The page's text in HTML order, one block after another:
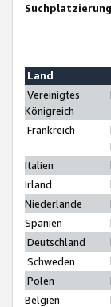
Suchplatzierung
Land
Vereinigtes
Königreich
Frankreich
Italien
Irland
Niederlande
Spanien
Deutschland
Schweden
Polen
Belgien